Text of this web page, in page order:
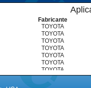
Fabricante
TOYOTA
TOYOTA
TOYOTA
TOYOTA
TOYOTA
TOYOTA
TOYOTA
TOYOTA
TOYOTA